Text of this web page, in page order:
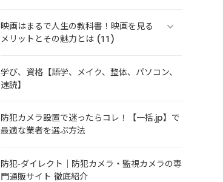
映画はまるで人生の教科書！映画を見る
メリットとその魅力とは (11)
学び、資格【語学、メイク、整体、パソコン、
速読】
防犯カメラ設置で迷ったらコレ！【一括.jp】で
最適な業者を選ぶ方法
防犯-ダイレクト｜防犯カメラ・監視カメラの専
門通販サイト 徹底紹介